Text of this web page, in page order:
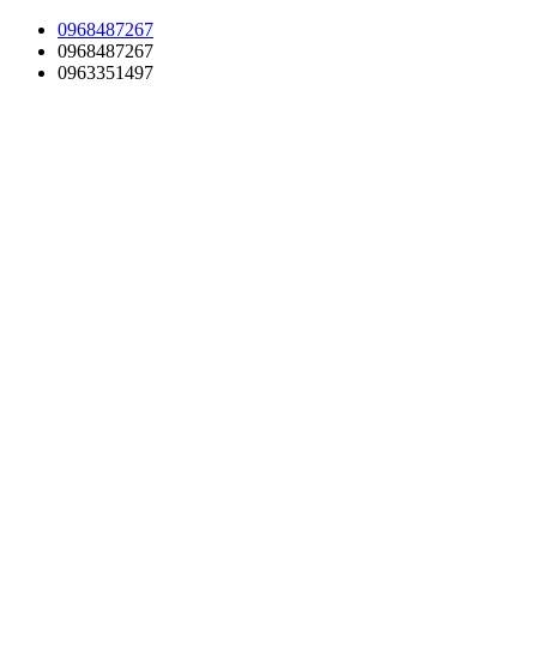
Skip
content
0968487267
0968487267
0963351497